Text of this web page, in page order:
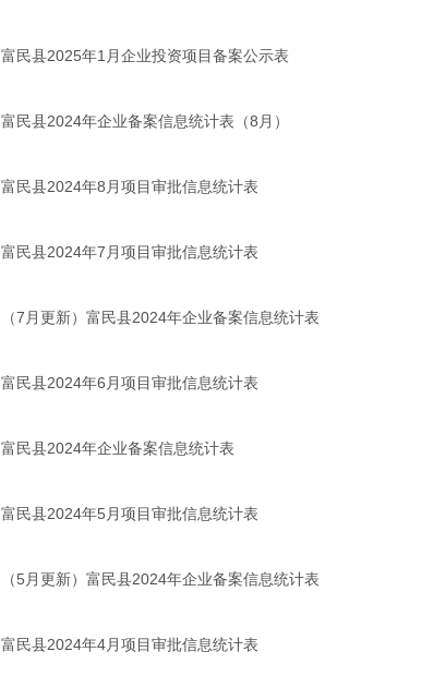
富民县2025年1月企业投资项目备案公示表
富民县2024年企业备案信息统计表（8月）
富民县2024年8月项目审批信息统计表 ​
富民县2024年7月项目审批信息统计表
（7月更新）富民县2024年企业备案信息统计表
富民县2024年6月项目审批信息统计表
富民县2024年企业备案信息统计表
富民县2024年5月项目审批信息统计表
（5月更新）富民县2024年企业备案信息统计表
富民县2024年4月项目审批信息统计表